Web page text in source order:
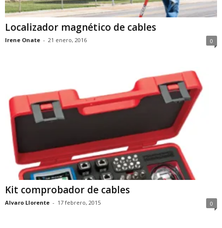
Localizador magnético de cables
Irene Onate - 21 enero, 2016 0
Kit comprobador de cables
Alvaro Llorente - 17 febrero, 2015 0